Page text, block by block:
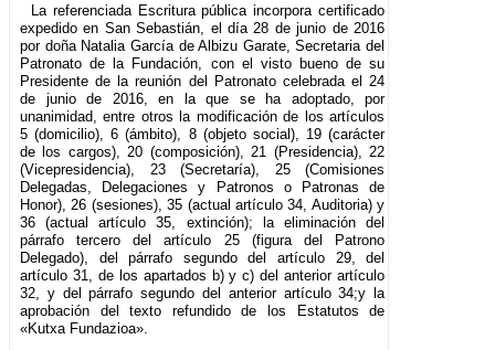
La referenciada Escritura pública incorpora certificado
expedido en San Sebastián, el día 28 de junio de 2016
por doña Natalia García de Albizu Garate, Secretaria del
Patronato de la Fundación, con el visto bueno de su
Presidente de la reunión del Patronato celebrada el 24
de junio de 2016, en la que se ha adoptado, por
unanimidad, entre otros la modificación de los artículos
5 (domicilio), 6 (ámbito), 8 (objeto social), 19 (carácter
de los cargos), 20 (composición), 21 (Presidencia), 22
(Vicepresidencia), 23 (Secretaría), 25 (Comisiones
Delegadas, Delegaciones y Patronos o Patronas de
Honor), 26 (sesiones), 35 (actual artículo 34, Auditoria) y
36 (actual artículo 35, extinción); la eliminación del
párrafo tercero del artículo 25 (figura del Patrono
Delegado), del párrafo segundo del artículo 29, del
artículo 31, de los apartados b) y c) del anterior artículo
32, y del párrafo segundo del anterior artículo 34;y la
aprobación del texto refundido de los Estatutos de
«Kutxa Fundazioa».